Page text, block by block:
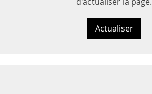
secondes
Actualiser